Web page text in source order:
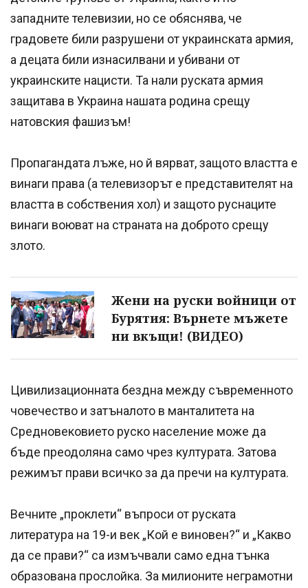
западните телевизии, но се обяснява, че
градовете били разрушени от украинската армия,
а децата били изнасилвани и убивани от
украинските нацисти. Та нали руската армия
защитава в Украина нашата родина срещу
натовския фашизъм!
Пропагандата лъже, но й вярват, защото властта е
винаги права (а телевизорът е представителят на
властта в собствения хол) и защото руснаците
винаги воюват на страната на доброто срещу
злото.
Жени на руски войници от
Бурятия: Върнете мъжете
ни вкъщи! (ВИДЕО)
Цивилизационната бездна между съвременното
човечество и затъналото в манталитета на
Средновековието руско население може да
бъде преодоляна само чрез културата. Затова
режимът прави всичко за да пречи на културата.
Вечните „проклети“ въпроси от руската
литература на 19-и век „Кой е виновен?“ и „Какво
да се прави?“ са измъчвали само една тънка
образована прослойка. За милионите неграмотни